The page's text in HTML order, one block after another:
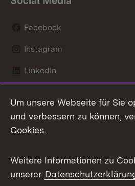
Facebook
Instagram
LinkedIn
X / Twitter
Youtube
Kontakt
Um unsere Webseite für Sie
und verbessern zu können,
Cookies.
Weitere Informationen zu
unserer